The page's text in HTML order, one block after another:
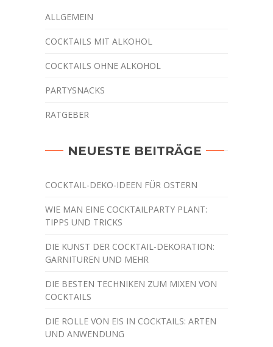
ALLGEMEIN
COCKTAILS MIT ALKOHOL
COCKTAILS OHNE ALKOHOL
PARTYSNACKS
RATGEBER
NEUESTE BEITRÄGE
COCKTAIL-DEKO-IDEEN FÜR OSTERN
WIE MAN EINE COCKTAILPARTY PLANT:
TIPPS UND TRICKS
DIE KUNST DER COCKTAIL-DEKORATION:
GARNITUREN UND MEHR
DIE BESTEN TECHNIKEN ZUM MIXEN VON
COCKTAILS
DIE ROLLE VON EIS IN COCKTAILS: ARTEN
UND ANWENDUNG